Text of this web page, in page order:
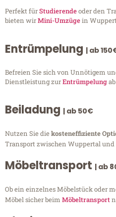
Perfekt fürStudierendeoder den
bieten wirMini-Umzügein
Entrümpelung | ab
Befreien Sie sich von Unnötigem
Dienstleistung zurEntrümpelung
Beiladung | ab 50€
Nutzen Sie diekosteneffiziente
Transport zwischen Wuppertal und
Möbeltransport | ab
Ob ein einzelnes Möbelstück oder
Möbel sicher beim Möbeltransport